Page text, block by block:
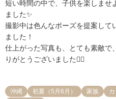
短い時間の中で、子供を楽しませ
ました✨
撮影中は色んなポーズを提案して
ました！
仕上がった写真も、とても素敵で
沖縄 初夏（5月6月） 家族